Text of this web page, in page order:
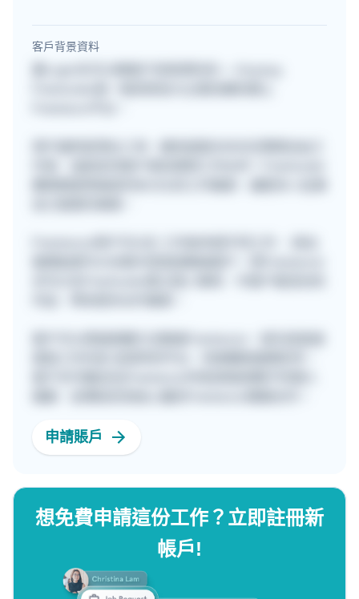
客戶背景資料
申請賬戶
想免費申請這份工作？立即註冊新
帳戶!